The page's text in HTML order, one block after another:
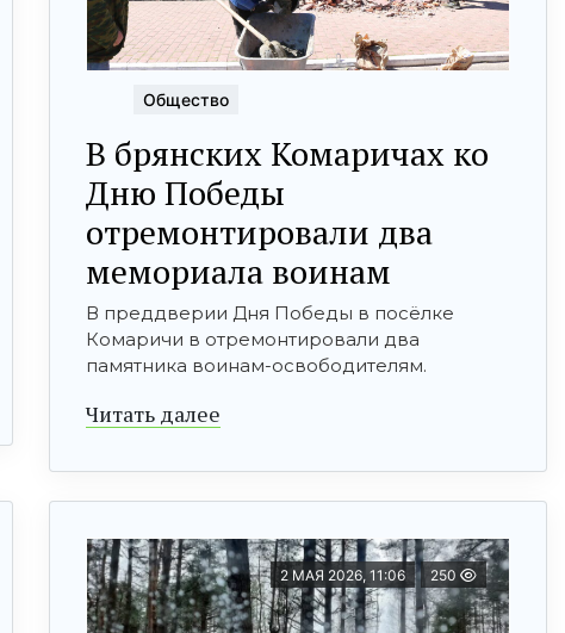
Общество
В брянских Комаричах ко
Дню Победы
отремонтировали два
мемориала воинам
В преддверии Дня Победы в посёлке
Комаричи в отремонтировали два
памятника воинам-освободителям.
Читать далее
2 МАЯ 2026, 11:06 250